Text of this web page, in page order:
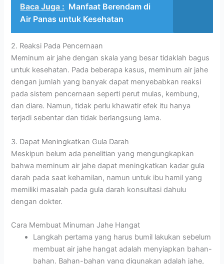
Baca Juga : Manfaat Berendam di
Air Panas untuk Kesehatan
2. Reaksi Pada Pencernaan
Meminum air jahe dengan skala yang besar tidaklah bagus
untuk kesehatan. Pada beberapa kasus, meminum air jahe
dengan jumlah yang banyak dapat menyebabkan reaksi
pada sistem pencernaan seperti perut mulas, kembung,
dan diare. Namun, tidak perlu khawatir efek itu hanya
terjadi sebentar dan tidak berlangsung lama.
3. Dapat Meningkatkan Gula Darah
Meskipun belum ada penelitian yang mengungkapkan
bahwa meminum air jahe dapat meningkatkan kadar gula
darah pada saat kehamilan, namun untuk ibu hamil yang
memiliki masalah pada gula darah konsultasi dahulu
dengan dokter.
Cara Membuat Minuman Jahe Hangat
Langkah pertama yang harus bumil lakukan sebelum
membuat air jahe hangat adalah menyiapkan bahan-
bahan. Bahan-bahan yang digunakan adalah jahe,